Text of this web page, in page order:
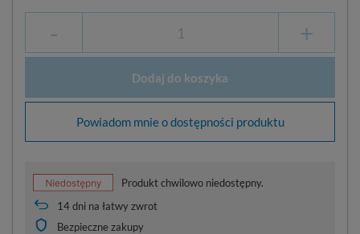
- +
Dodaj do koszyka
Powiadom mnie o dostępności produktu
Produkt chwilowo niedostępny.
14dni na łatwy zwrot
Bezpieczne zakupy